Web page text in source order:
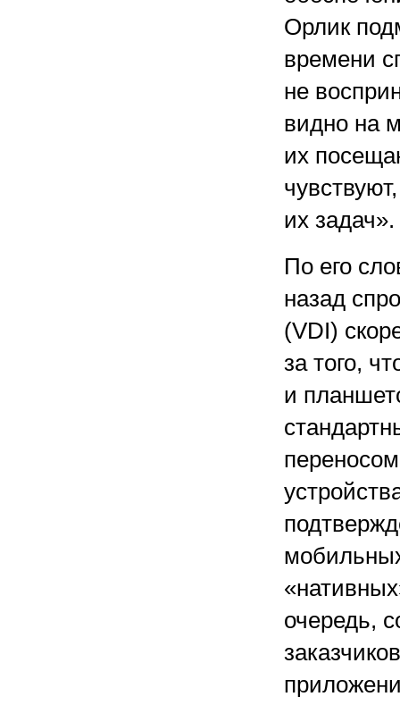
Орлик
времени
не
видно на
их
их задач».
По его
назад
(VDI)
за того,
и
очередь,